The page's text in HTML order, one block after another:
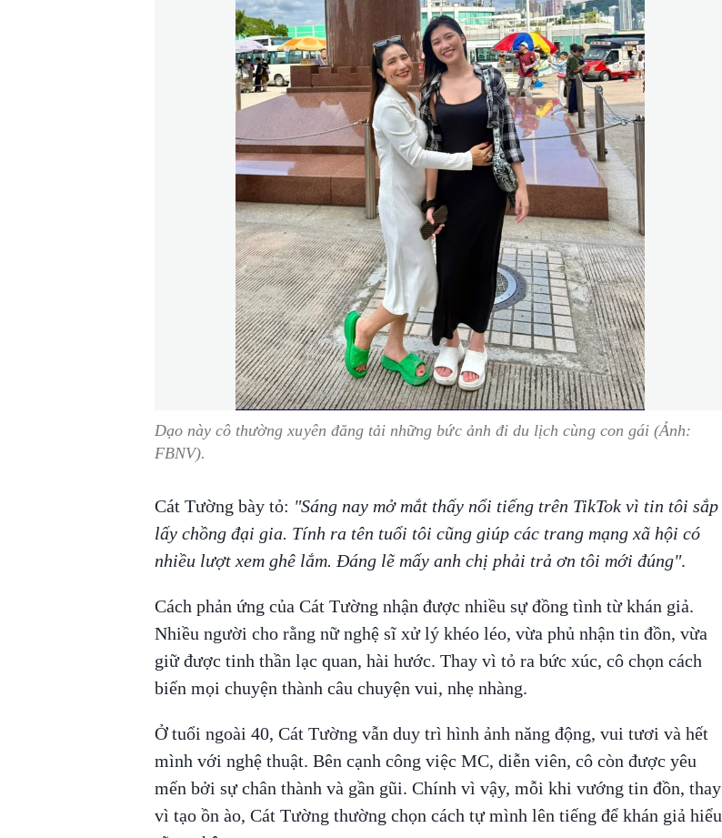
Dạo này cô thường xuyên đăng tải những bức ảnh đi du lịch cùng con gái (Ảnh:
FBNV).
Cát Tường bày tỏ: "Sáng nay mở mắt thấy nổi tiếng trên TikTok vì tin tôi sắp
lấy chồng đại gia. Tính ra tên tuổi tôi cũng giúp các trang mạng xã hội có
nhiều lượt xem ghê lắm. Đáng lẽ mấy anh chị phải trả ơn tôi mới đúng".
Cách phản ứng của Cát Tường nhận được nhiều sự đồng tình từ khán giả.
Nhiều người cho rằng nữ nghệ sĩ xử lý khéo léo, vừa phủ nhận tin đồn, vừa
giữ được tinh thần lạc quan, hài hước. Thay vì tỏ ra bức xúc, cô chọn cách
biến mọi chuyện thành câu chuyện vui, nhẹ nhàng.
Ở tuổi ngoài 40, Cát Tường vẫn duy trì hình ảnh năng động, vui tươi và hết
mình với nghệ thuật. Bên cạnh công việc MC, diễn viên, cô còn được yêu
mến bởi sự chân thành và gần gũi. Chính vì vậy, mỗi khi vướng tin đồn, thay
vì tạo ồn ào, Cát Tường thường chọn cách tự mình lên tiếng để khán giả hiểu